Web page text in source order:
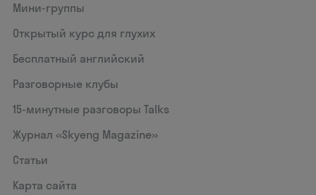
Мини-группы
Открытый курс для глухих
Бесплатный английский
Разговорные клубы
15‑минутные разговоры Talks
Журнал «Skyeng Magazine»
Статьи
Карта сайта